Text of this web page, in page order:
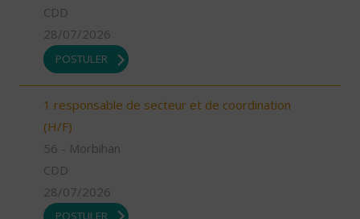
CDD
28/07/2026
POSTULER
1 responsable de secteur et de coordination
(H/F)
56 - Morbihan
CDD
28/07/2026
POSTULER